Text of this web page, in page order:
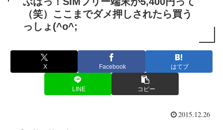
（笑）ここまでダメ押しされたら買う
っしょ(^o^;
X Facebook はてブ
LINE コピー
2015.12.26